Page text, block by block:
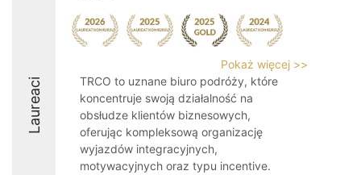
Laureaci
Pokaż więcej >>
TRCO to uznane biuro podróży, które
koncentruje swoją działalność na
obsłudze klientów biznesowych,
oferując kompleksową organizację
wyjazdów integracyjnych,
motywacyjnych oraz typu incentive.